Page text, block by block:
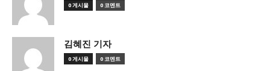
0 게시물 0 코멘트
김혜진 기자
0 게시물 0 코멘트